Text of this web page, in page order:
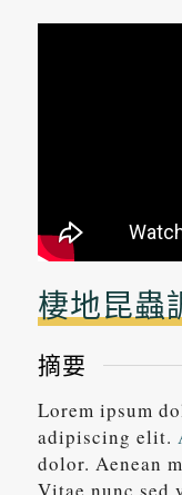
棲地昆蟲
摘要
Lorem ipsum
adipiscing elit.
dolor. Aenean